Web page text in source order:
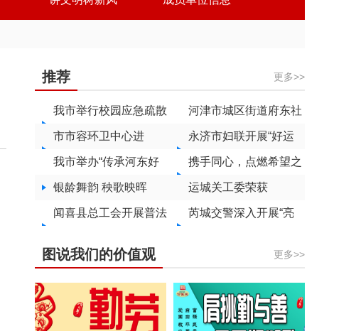
推荐 更多>>
我市举行校园应急疏散
演练
河津市城区街道府东社
区打造“府东半夏”志愿
服务品牌
市市容环卫中心进
行“双节”节前清扫保洁
永济市妇联开展“好运
爱心妈妈”培训
我市举办“传承河东好
家风
共建清廉好运城”主题
携手同心，点燃希望之
光
银龄舞韵 秧歌映晖 运城关工委荣获
“全国关心下一代工作
闻喜县总工会开展普法 芮城交警深入开展“亮
图说我们的价值观 更多>>